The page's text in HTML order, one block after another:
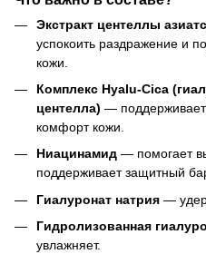
Экстракт центеллы
успокоить раздражение и
кожи.
Комплекс Hyalu-Cica
центелла) —
комфорт кожи.
Ниацинамид — помогает
поддерживает защитный
Гиалуронат натрия —
Гидролизованная
увлажняет.